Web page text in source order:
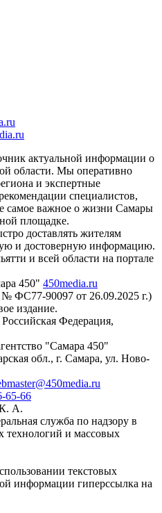
актуальной информации о
области. Мы оперативно
и экспертные
специалистов,
самое важное о жизни Самары
площадке.
доставлять жителям
и достоверную информацию.
и всей области на портале
450" 450media.ru
ФС77-90097 от 26.09.2025 г.)
издание.
Федерация,
"Самара 450"
обл., г. Самара, ул. Ново-
65-66
А.
служба по надзору в
технологий и массовых
текстовых
информации гиперссылка на